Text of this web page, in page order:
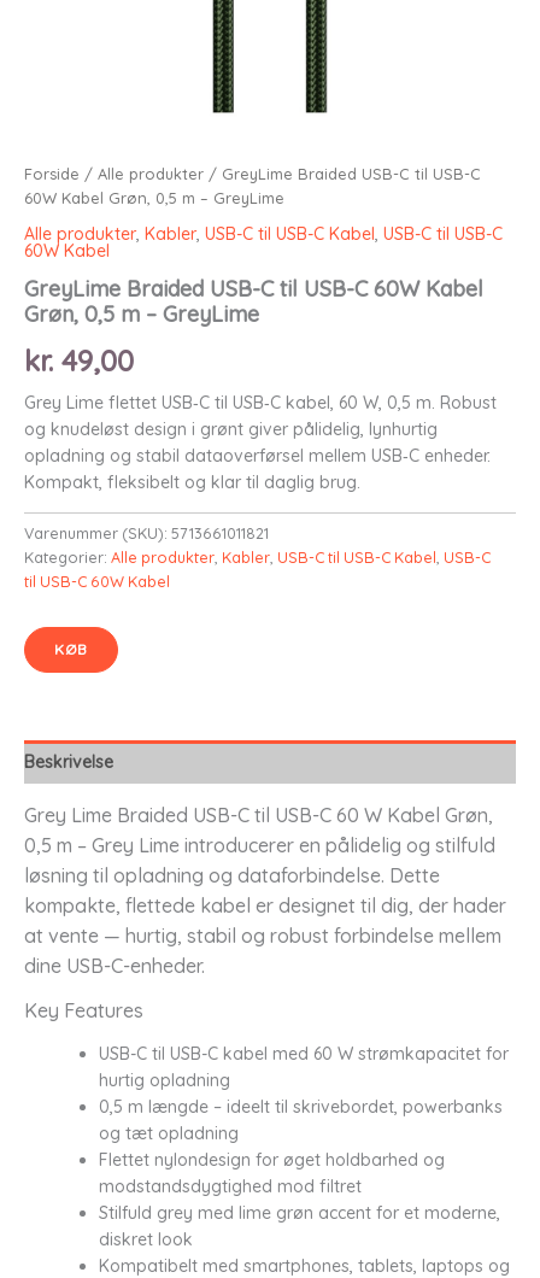
Forside / Alle produkter / GreyLime Braided USB-C til USB-C
60W Kabel Grøn, 0,5 m – GreyLime
Alle produkter, Kabler, USB-C til USB-C Kabel, USB-C til USB-C
60W Kabel
GreyLime Braided USB-C til USB-C 60W Kabel
Grøn, 0,5 m – GreyLime
kr. 49,00
Grey Lime flettet USB‑C til USB‑C kabel, 60 W, 0,5 m. Robust
og knudeløst design i grønt giver pålidelig, lynhurtig
opladning og stabil dataoverførsel mellem USB‑C enheder.
Kompakt, fleksibelt og klar til daglig brug.
Varenummer (SKU): 5713661011821
Kategorier: Alle produkter Kabler USB-C til USB-C Kabel USB-C
til USB-C 60W Kabel
KØB
Beskrivelse
Grey Lime Braided USB-C til USB-C 60 W Kabel Grøn,
0,5 m – Grey Lime introducerer en pålidelig og stilfuld
løsning til opladning og dataforbindelse. Dette
kompakte, flettede kabel er designet til dig, der hader
at vente — hurtig, stabil og robust forbindelse mellem
dine USB-C-enheder.
Key Features
USB-C til USB-C kabel med 60 W strømkapacitet for
hurtig opladning
0,5 m længde – ideelt til skrivebordet, powerbanks
og tæt opladning
Flettet nylondesign for øget holdbarhed og
modstandsdygtighed mod filtret
Stilfuld grey med lime grøn accent for et moderne,
diskret look
Kompatibelt med smartphones, tablets, laptops og